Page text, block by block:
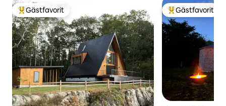
Populär gästfavorit
Gästfavorit Populär
Gästfavorit